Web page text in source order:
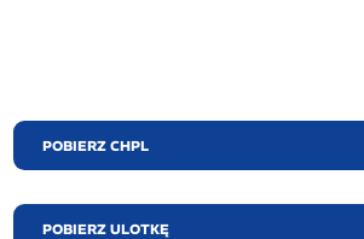
POBIERZ CHPL
POBIERZ ULOTKĘ